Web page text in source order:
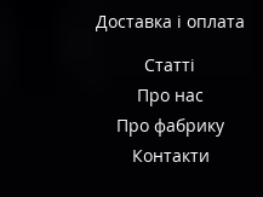
Доставка і оплата
Статті
Про нас
Про фабрику
Контакти